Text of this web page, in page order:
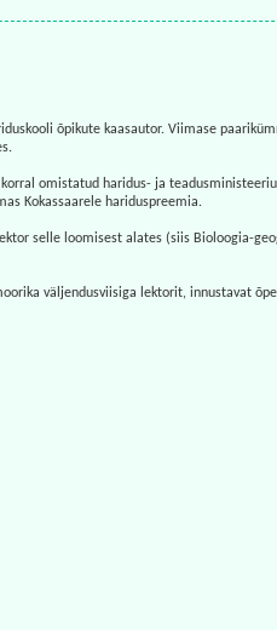
õpikute kaasautor. Viimase
omistatud haridus- ja
Kokassaarele hariduspreemia.
selle loomisest alates (siis Bioloogia-
väljendusviisiga lektorit, innustavat